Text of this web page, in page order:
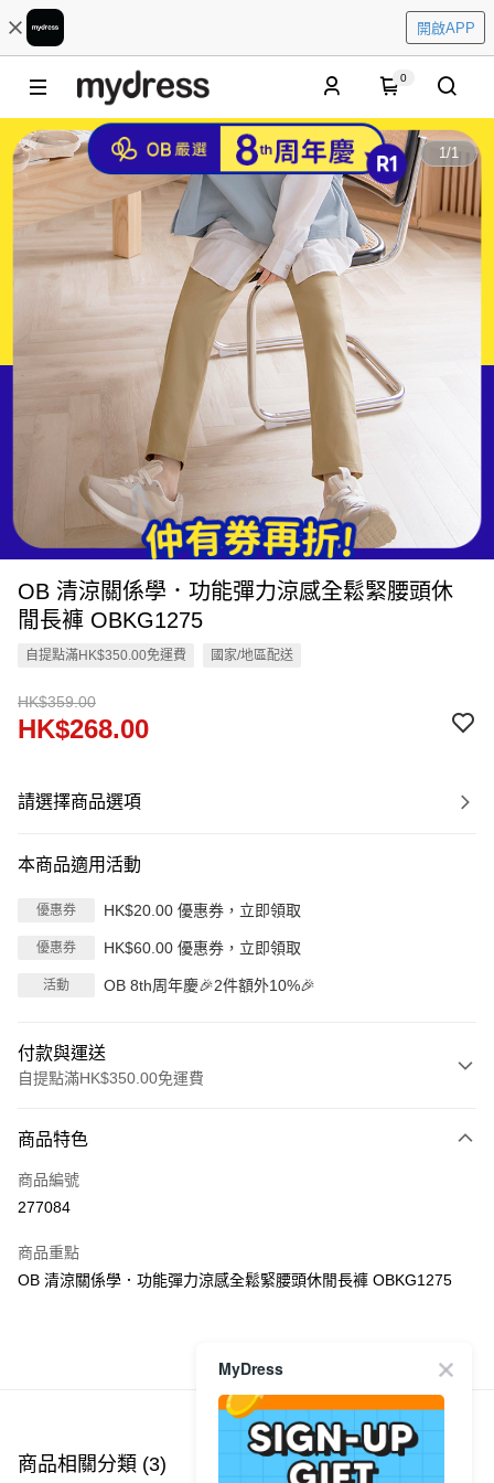
開啟APP
0
1/1
OB 清涼關係學．功能彈力涼感全鬆緊腰頭休
閒長褲 OBKG1275
自提點滿HK$350.00免運費 國家/地區配送
HK$359.00
HK$268.00
請選擇商品選項
本商品適用活動
優惠券 HK$20.00 優惠券，立即領取
優惠券 HK$60.00 優惠券，立即領取
活動 OB 8th周年慶🎉2件額外10%🎉
付款與運送
自提點滿HK$350.00免運費
信用卡
Apple Pay
PayMe
每筆HK$40.00，滿HK$350.00或以上免運費
付款後順豐站及營業點
商品特色
商品編號
277084
商品重點
OB 清涼關係學．功能彈力涼感全鬆緊腰頭休閒長褲 OBKG1275
商品推薦
商品相關分類 (3)
MyDress